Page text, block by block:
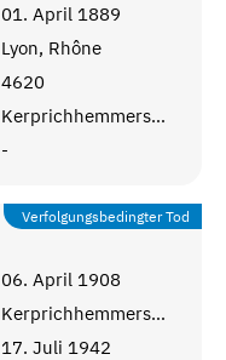
01. April 1889
Lyon, Rhône
4620
Kerprichhemmersdorf
-
Verfolgungsbedingter Tod
06. April 1908
Kerprichhemmersdorf, Saarlouis
17. Juli 1942